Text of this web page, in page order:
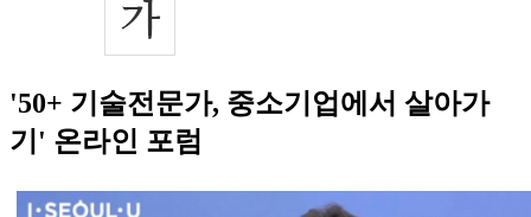
'50+ 기술전문가, 중소기업에서 살아가
기' 온라인 포럼